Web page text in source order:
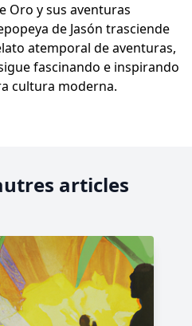
Oro y sus aventuras
de Jasón trasciende
atemporal de aventuras,
fascinando e inspirando
cultura moderna.
articles